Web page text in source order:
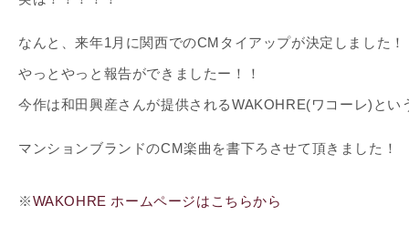
なんと、来年1月に関西でのCMタイアップが決定しました！
やっとやっと報告ができましたー！！
今作は和田興産さんが提供されるWAKOHRE(ワコーレ)とい
マンションブランドのCM楽曲を書下ろさせて頂きました！
※WAKOHRE ホームページはこちらから